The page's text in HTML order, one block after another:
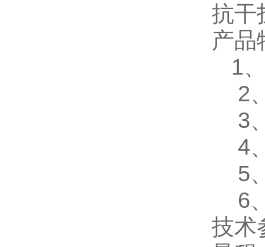
抗干
产品
1
2
3
4
5
6
技术